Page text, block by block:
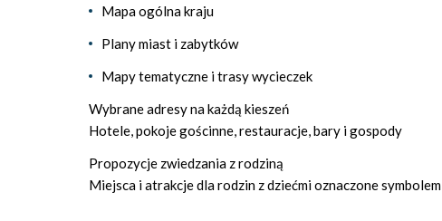
Mapa ogólna kraju
Plany miast i zabytków
Mapy tematyczne i trasy wycieczek
Wybrane adresy na każdą kieszeń
Hotele, pokoje gościnne, restauracje, bary i gospody
Propozycje zwiedzania z rodziną
Miejsca i atrakcje dla rodzin z dziećmi oznaczone symbolem